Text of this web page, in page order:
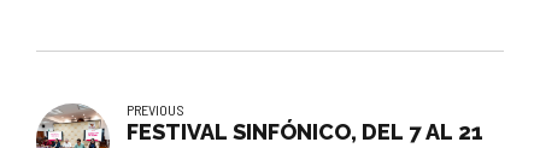
PREVIOUS
FESTIVAL SINFÓNICO, DEL 7 AL 21